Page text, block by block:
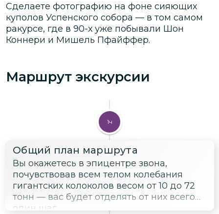
Сделаете фотографию на фоне сияющих
куполов Успенского собора — в том самом
ракурсе, где в 90-х уже побывали Шон
Коннери и Мишель Пфайффер.
Маршрут экскурсии
1ч
Общий план маршрута
Вы окажетесь в эпицентре звона,
почувствовав всем телом колебания
гигантских колоколов весом от 10 до 72
тонн — вас будет отделять от них всего
один шаг.